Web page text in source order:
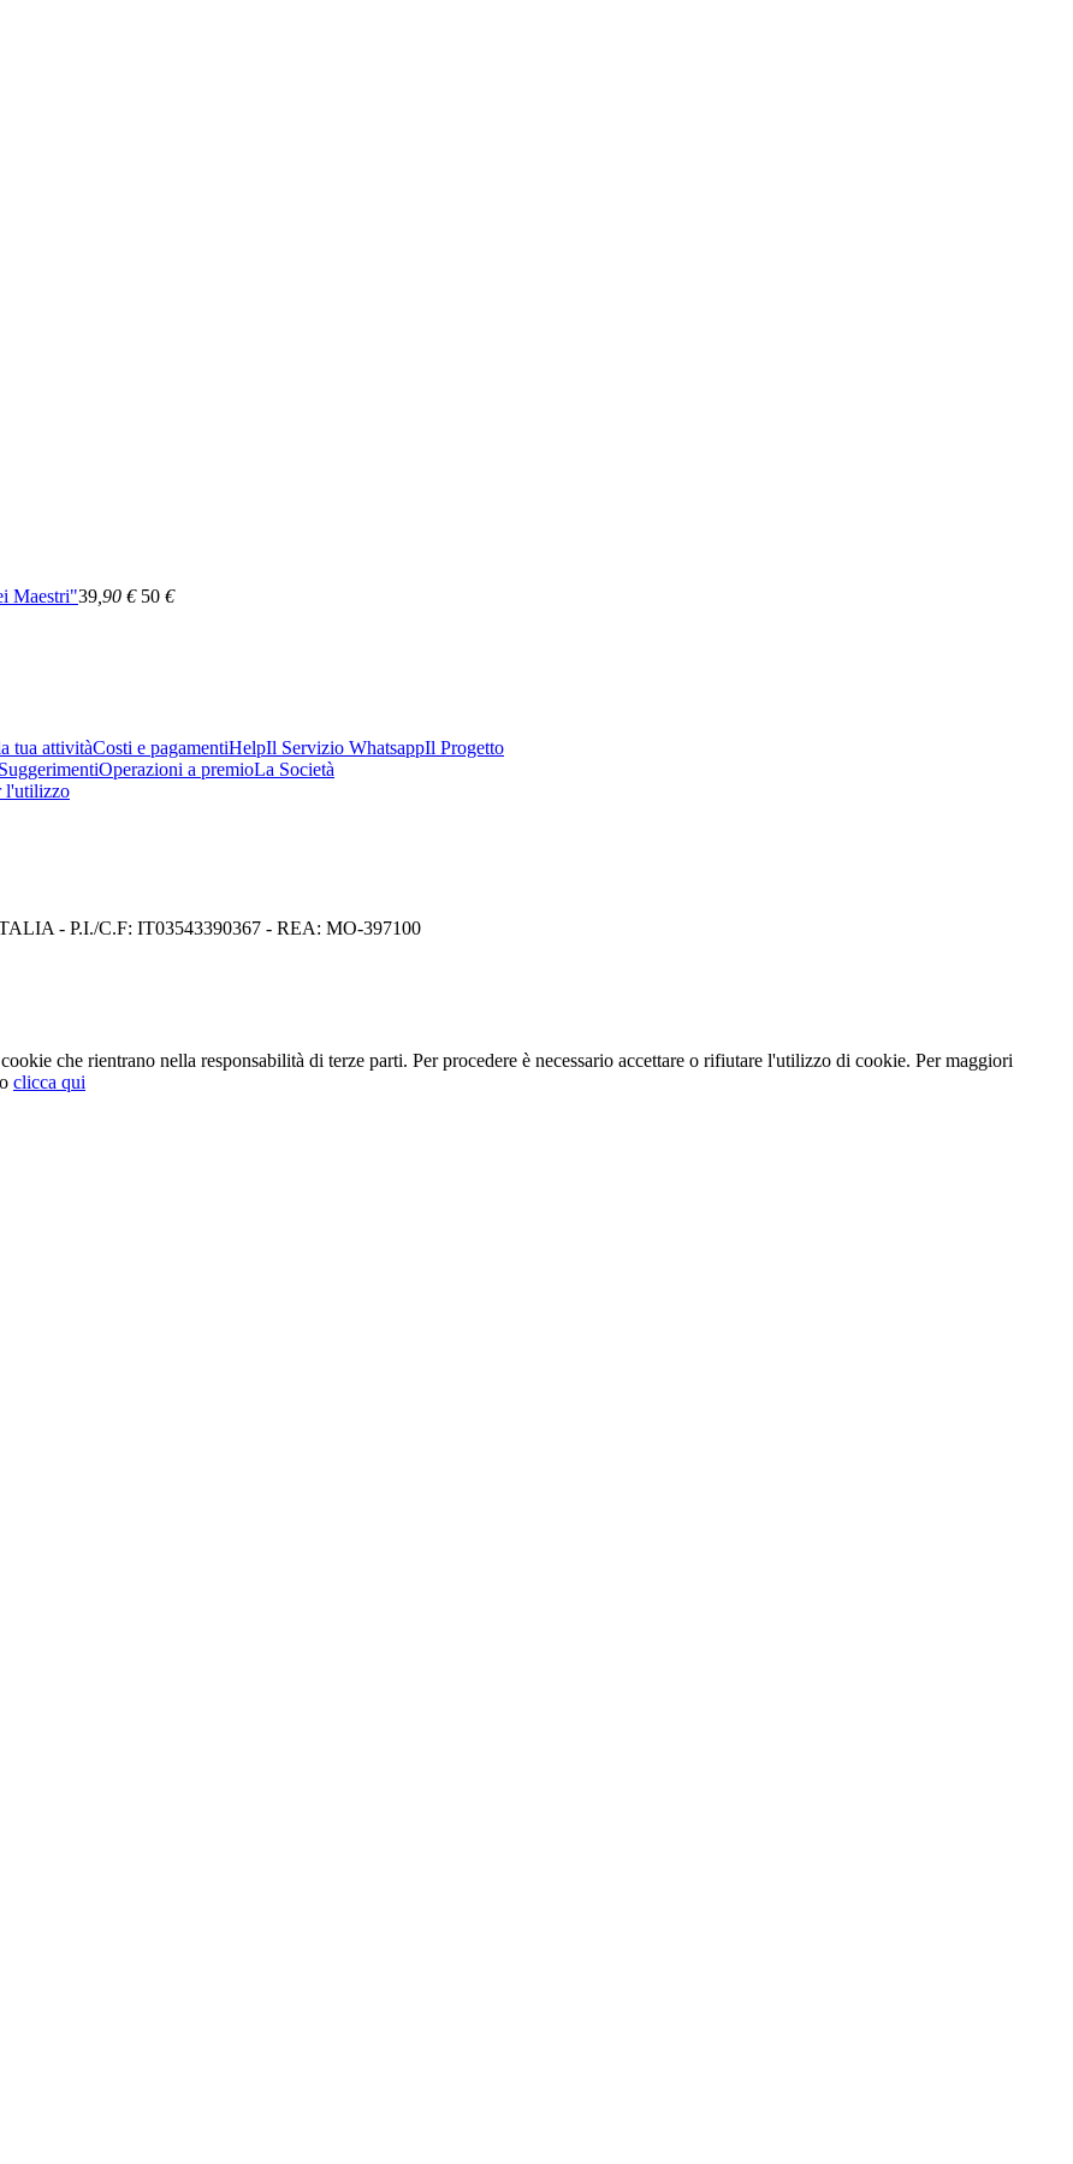
Maestri"39 ,90 € 50 €
tua attivitàCosti e pagamentiHelpIl Servizio WhatsappIl Progetto
SuggerimentiOperazioni a premioLa Società
l'utilizzo
- P.I./C.F: IT03543390367 - REA: MO-397100
che rientrano nella responsabilità di terze parti. Per procedere è necessario accettare o rifiutare l'utilizzo di cookie. Per maggiori
clicca qui